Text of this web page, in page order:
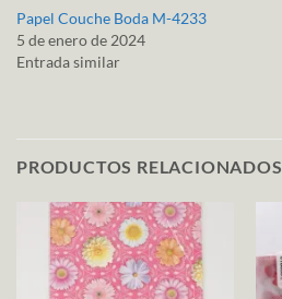
Papel Couche Boda M-4233
5 de enero de 2024
Entrada similar
PRODUCTOS RELACIONADOS